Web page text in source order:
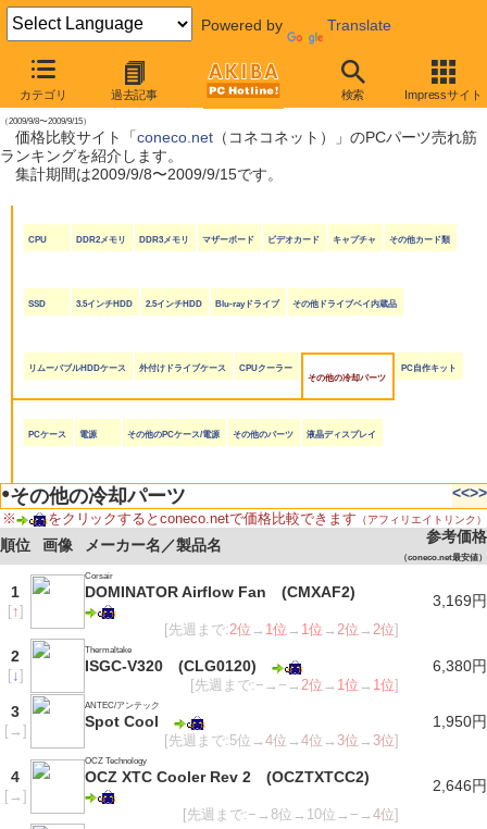
Powered by Translate
カテゴリ 過去記事 検索 Impressサイト
【 2009年9月19日号 】
coneco.net売れ筋ランキング
（2009/9/8〜2009/9/15）
価格比較サイト「coneco.net（コネコネット）」のPCパーツ売れ筋
ランキングを紹介します。
集計期間は2009/9/8〜2009/9/15です。
CPU DDR2メモリ DDR3メモリ マザーボード ビデオカード キャプチャ その他カード類
SSD 3.5インチHDD 2.5インチHDD Blu-rayドライブ その他ドライブベイ内蔵品
リムーバブルHDDケース 外付けドライブケース
CPUクーラー
その他の冷却パーツ
PC自作キット
PCケース 電源 その他のPCケース/電源 その他のパーツ 液晶ディスプレイ
●その他の冷却パーツ <<>>
※ をクリックするとconeco.netで価格比較できます （アフィリエイトリンク）
順位 画像 メーカー名／製品名 参考価格
（coneco.net最安値）
1
[↑]
Corsair
DOMINATOR Airflow Fan (CMXAF2)
[先週まで:2位 → 1位 → 1位 →2位 →2位]
3,169円
2
[↓]
Thermaltake
ISGC-V320 (CLG0120)
[先週まで:−→−→2位 → 1位 → 1位]
6,380円
3
[→ ]
ANTEC/アンテック
Spot Cool
[先週まで:5位→4位 →4位 → 3位 → 3位]
1,950円
4
[→ ]
OCZ Technology
OCZ XTC Cooler Rev 2 (OCZTXTCC2)
[先週まで:−→8位→10位→−→4位]
2,646円